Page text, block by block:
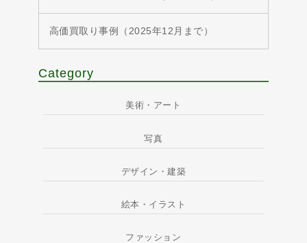
高価買取り事例（2025年12月まで）
Category
美術・アート
写真
デザイン・建築
絵本・イラスト
ファッション